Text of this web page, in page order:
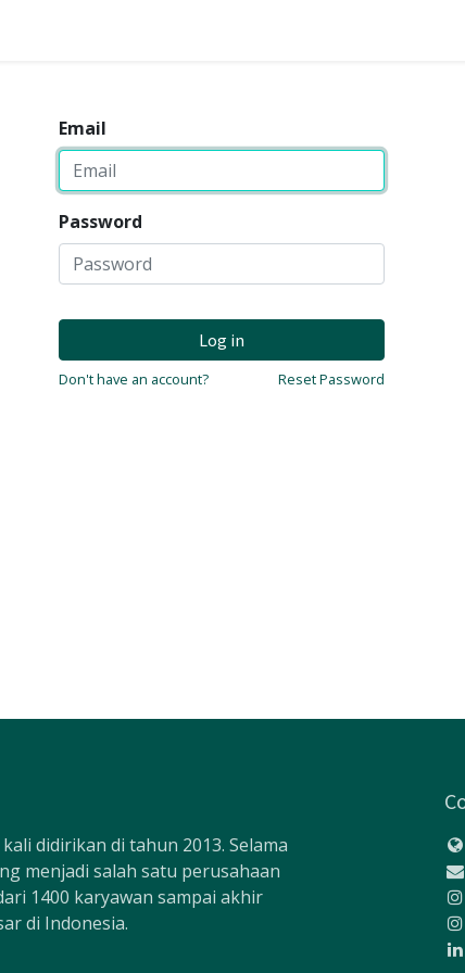
Email
Password
Log in
Don't have an account? Reset Password
didirikan di tahun 2013. Selama
menjadi salah satu perusahaan
1400 karyawan sampai akhir
di Indonesia.